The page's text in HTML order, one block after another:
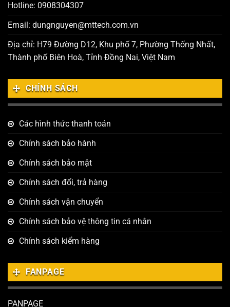
Hotline: 0908304307
Email: dungnguyen@mttech.com.vn
Địa chỉ: H79 Đường D12, Khu phố 7, Phường Thống Nhất,
Thành phố Biên Hoà, Tỉnh Đồng Nai, Việt Nam
CHÍNH SÁCH
Các hình thức thanh toán
Chính sách bảo hành
Chính sách bảo mật
Chính sách đổi, trả hàng
Chính sách vận chuyển
Chính sách bảo vệ thông tin cá nhân
Chính sách kiểm hàng
FANPAGE
PANPAGE